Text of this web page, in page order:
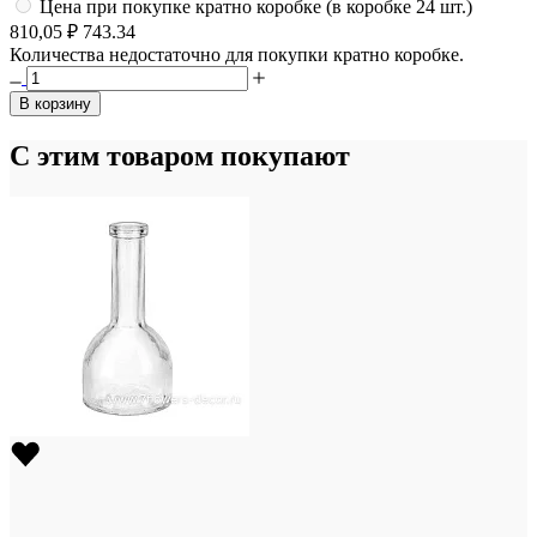
Цена при покупке кратно коробке (в коробке 24 шт.)
810,05 ₽ 743.34
Количества недостаточно для покупки кратно коробке.
В корзину
С этим товаром покупают